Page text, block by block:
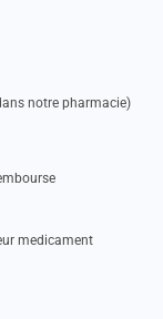
notre pharmacie)
medicament